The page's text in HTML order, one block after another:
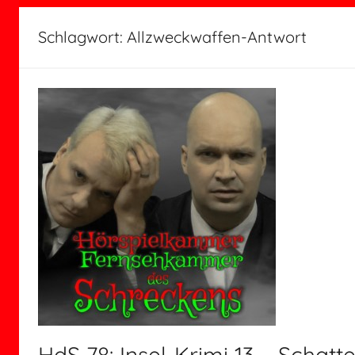
Schlagwort: Allzweckwaffen-Antwort